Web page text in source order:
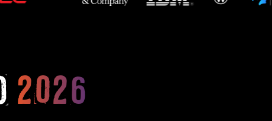
2026